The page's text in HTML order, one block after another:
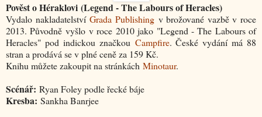
Pověst o Héraklovi (Legend - The Labours of Heracles)
Vydalo nakladatelstvíGrada Publishingv brožované vazbě v roce
2013. Původně vyšlo v roce 2010 jako "Legend - The Labours of
Heracles" pod indickou značkou Campfire. České vydání má 88
stran a prodává se v plné ceně za 159 Kč.
Knihu můžete zakoupit na stránkách Minotaur.
Scénář: Ryan Foley podle řecké báje
Kresba: Sankha Banrjee